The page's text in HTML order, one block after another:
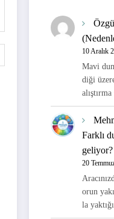
10 Aralık
Mavi
diği
Farklı
geliyor?
20
orun
la